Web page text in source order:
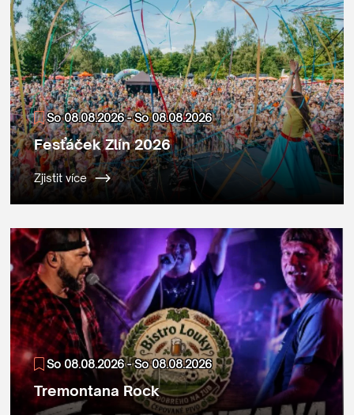
So 08.08.2026 - So 08.08.2026
Fesťáček Zlín 2026
Zjistit více
So 08.08.2026 - So 08.08.2026
Tremontana Rock